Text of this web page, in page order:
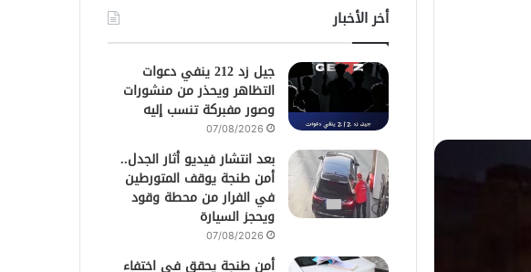
أخر الأخبار
جيل زد 212 ينفي دعوات
التظاهر ويحذر من منشورات
وصور مفبركة تنسب إليه
07/08/2026
بعد انتشار فيديو أثار الجدل..
أمن طنجة يوقف المتورطين
في الفرار من محطة وقود
ويحجز السيارة
07/08/2026
أمن طنجة يحقق في اختفاء